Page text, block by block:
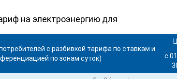
на электроэнергию для
с разбивкой тарифа по ставкам и
по зонам суток)
с